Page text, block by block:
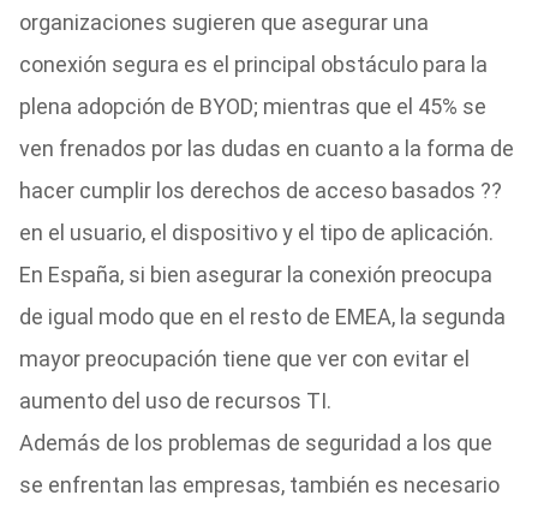
organizaciones sugieren que asegurar una
conexión segura es el principal obstáculo para la
plena adopción de BYOD; mientras que el 45% se
ven frenados por las dudas en cuanto a la forma de
hacer cumplir los derechos de acceso basados ??
en el usuario, el dispositivo y el tipo de aplicación.
En España, si bien asegurar la conexión preocupa
de igual modo que en el resto de EMEA, la segunda
mayor preocupación tiene que ver con evitar el
aumento del uso de recursos TI.
Además de los problemas de seguridad a los que
se enfrentan las empresas, también es necesario